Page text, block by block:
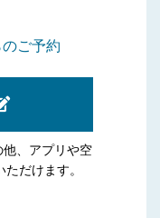
ご予約
、アプリや空
だけます。